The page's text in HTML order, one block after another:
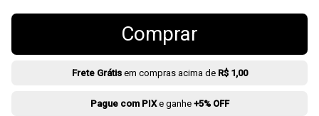
Comprar
Frete Grátisem compras acima de R$ 1,00
Pague com PIXe ganhe +5% OFF